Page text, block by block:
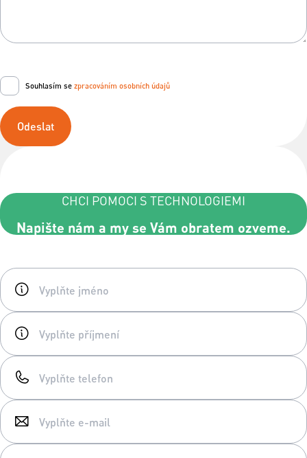
Souhlasím se zpracováním osobních údajů
Odeslat
CHCI POMOCI S TECHNOLOGIEMI
Napište nám a my se Vám obratem ozveme.